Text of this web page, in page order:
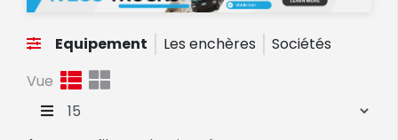
Equipement Les enchères Sociétés
Vue